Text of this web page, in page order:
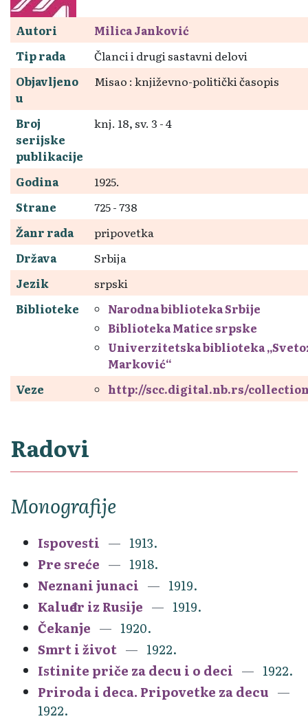
Autori
Milica Janković
Tip rada
Članci i drugi sastavni delovi
Objavljeno
u
Misao : književno-politički časopis
Broj
serijske
publikacije
knj. 18, sv. 3 - 4
Godina
1925.
Strane
725 - 738
Žanr rada
pripovetka
Država
Srbija
Jezik
srpski
Biblioteke
Narodna biblioteka Srbije
Biblioteka Matice srpske
Univerzitetska biblioteka
Marković“
Veze
http://scc.digital.nb.rs/
Radovi
Monografije
Ispovesti
1913.
Pre sreće
1918.
Neznani junaci
1919.
Kaluđer iz Rusije
1919.
Čekanje
1920.
Smrt i život
1922.
Istinite priče za decu i o deci
1922.
Priroda i deca. Pripovetke za decu
1922.